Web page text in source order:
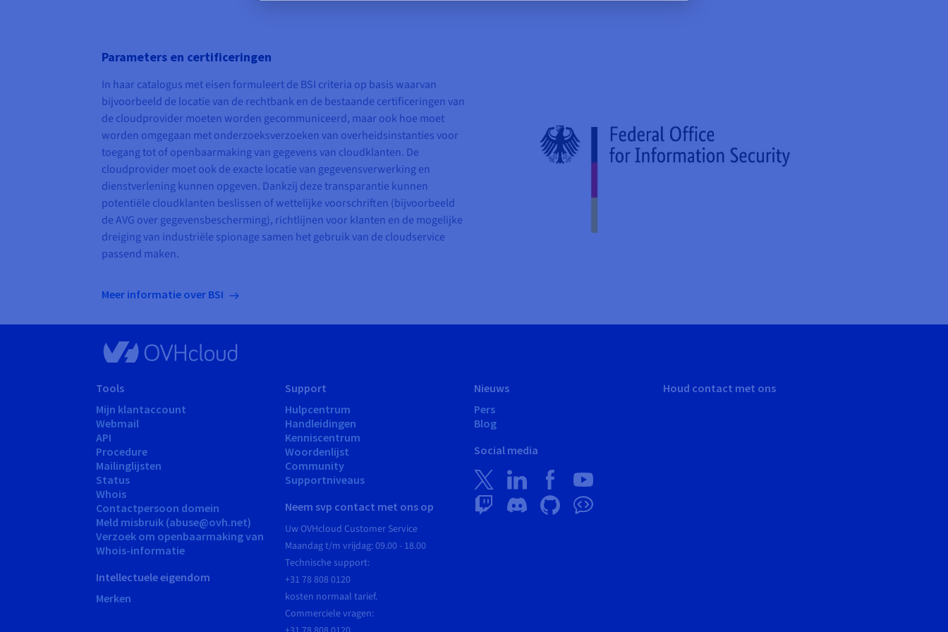
Parameters en certificeringen
In haar catalogus met eisen formuleert de BSI criteria op basis waarvan
bijvoorbeeld de locatie van de rechtbank en de bestaande certificeringen van
de cloudprovider moeten worden gecommuniceerd, maar ook hoe moet
worden omgegaan met onderzoeksverzoeken van overheidsinstanties voor
toegang tot of openbaarmaking van gegevens van cloudklanten. De
cloudprovider moet ook de exacte locatie van gegevensverwerking en
dienstverlening kunnen opgeven. Dankzij deze transparantie kunnen
potentiële cloudklanten beslissen of wettelijke voorschriften (bijvoorbeeld
de AVG over gegevensbescherming), richtlijnen voor klanten en de mogelijke
dreiging van industriële spionage samen het gebruik van de cloudservice
passend maken.
Meer informatie over BSI
Tools
Mijn klantaccount
Webmail
API
Procedure
Mailinglijsten
Status
Whois
Contactpersoon domein
Meld misbruik (abuse@ovh.net)
Verzoek om openbaarmaking van
Whois-informatie
Intellectuele eigendom
Merken
Support
Hulpcentrum
Handleidingen
Kenniscentrum
Woordenlijst
Community
Supportniveaus
Neem svp contact met ons op
Uw OVHcloud Customer Service
Maandag t/m vrijdag: 09.00 - 18.00
Technische support:
+31 78 808 0120
kosten normaal tarief.
Commerciele vragen:
Nieuws
Pers
Blog
Social media
Houd contact met ons